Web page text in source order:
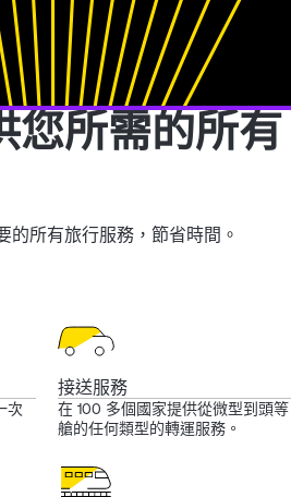
您所需的所有
的所有旅行服務，節省時間。
次
接送服務
在 100 多個國家提供從微型到頭等
艙的任何類型的轉運服務。